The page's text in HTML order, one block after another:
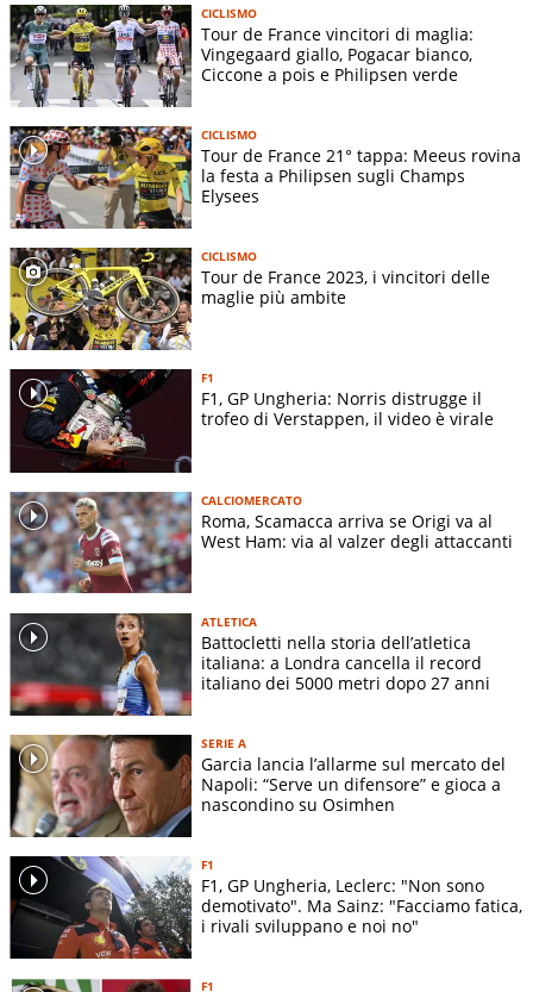
CICLISMO
Tour de France vincitori di maglia:
Vingegaard giallo, Pogacar bianco,
Ciccone a pois e Philipsen verde
CICLISMO
Tour de France 21° tappa: Meeus rovina
la festa a Philipsen sugli Champs
Elysees
CICLISMO
Tour de France 2023, i vincitori delle
maglie più ambite
F1
F1, GP Ungheria: Norris distrugge il
trofeo di Verstappen, il video è virale
CALCIOMERCATO
Roma, Scamacca arriva se Origi va al
West Ham: via al valzer degli attaccanti
ATLETICA
Battocletti nella storia dell’atletica
italiana: a Londra cancella il record
italiano dei 5000 metri dopo 27 anni
SERIE A
Garcia lancia l’allarme sul mercato del
Napoli: “Serve un difensore” e gioca a
nascondino su Osimhen
F1
F1, GP Ungheria, Leclerc: "Non sono
demotivato". Ma Sainz: "Facciamo fatica,
i rivali sviluppano e noi no"
F1